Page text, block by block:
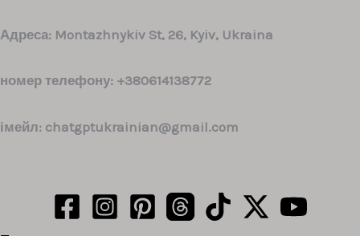
Адреса: Montazhnykiv St, 26, Kyiv, Ukraina
номер телефону: +380614138772
імейл: chatgptukrainian@gmail.com